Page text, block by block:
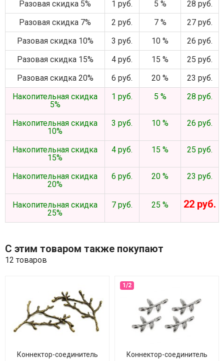
Разовая скидка 5% 1 руб. 5 %
28 руб.
Разовая скидка 7%
2 руб. 7 %
27 руб.
Разовая скидка 10%
3 руб. 10 %
26 руб.
Разовая скидка 15%
4 руб. 15 %
25 руб.
Разовая скидка 20%
6 руб. 20 %
23 руб.
Накопительная скидка
5%
1 руб. 5 % 28 руб.
Накопительная скидка
10%
3 руб. 10 % 26 руб.
Накопительная скидка
15%
4 руб. 15 % 25 руб.
Накопительная скидка
20%
6 руб. 20 % 23 руб.
Накопительная скидка
25%
7 руб. 25 % 22 руб.
С этим товаром также покупают
12 товаров
Коннектор-соединитель
Коннектор-соединитель